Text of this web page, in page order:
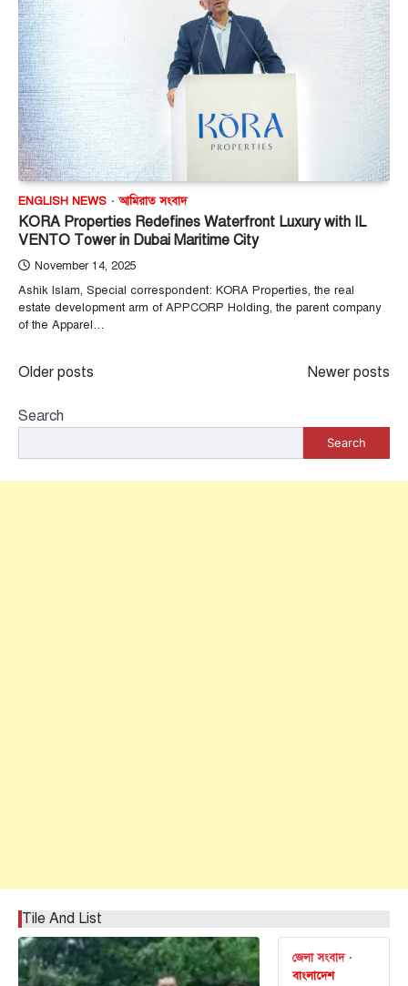
ENGLISH NEWS আমিরাত সংবাদ
KORA Properties Redefines Waterfront Luxury with IL
VENTO Tower in Dubai Maritime City
November 14, 2025
Ashik Islam, Special correspondent: KORA Properties, the real
estate development arm of APPCORP Holding, the parent company
of the Apparel…
Posts
Older posts Newer posts
Search
Search
Tile And List
জেলা সংবাদ
বাংলাদেশ